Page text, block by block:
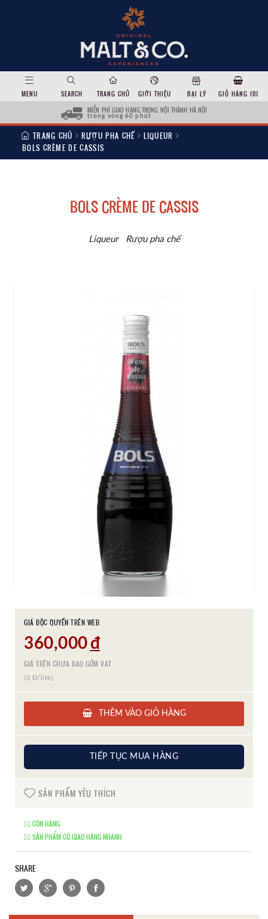
MENU SEARCH TRANG CHỦ GIỚI THIỆU ĐẠI LÝ GIỎ HÀNG (0)
MIỄN PHÍ GIAO HÀNG TRONG NỘI THÀNH HÀ NỘI
trong vòng 60 phút
TRANG CHỦ RƯỢU PHA CHẾ
LIQUEUR
BOLS CRÈME DE CASSIS
BOLS CRÈME DE CASSIS
Liqueur Rượu pha chế
GIÁ ĐỘC QUYỀN TRÊN WEB
360,000 đ
GIÁ TRÊN CHƯA BAO GỒM VAT
(0 Đ/lite)
THÊM VÀO GIỎ HÀNG
TIẾP TỤC MUA HÀNG
SẢN PHẨM YÊU THÍCH
CÒN HÀNG
SẢN PHẨM CÓ GIAO HÀNG NHANH
SHARE